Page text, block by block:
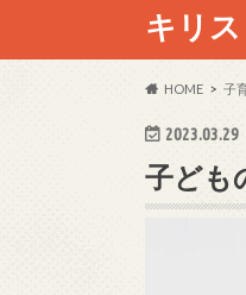
キリ
HOME 子
2023.03.29
子ども